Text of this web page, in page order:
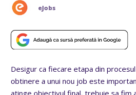
eJobs
Desigur ca fiecare etapa din
obtinere a unui nou job este